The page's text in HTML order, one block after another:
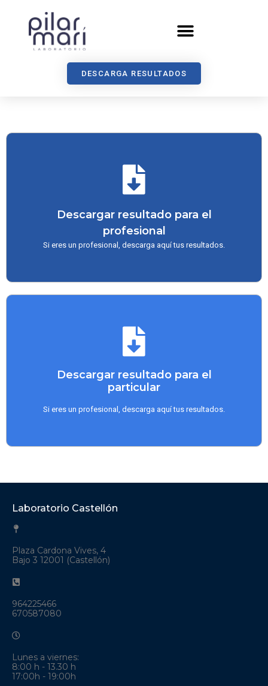
DESCARGA RESULTADOS
Descargar resultado para el
profesional
Si eres un profesional, descarga aquí tus resultados.
Descargar resultado para el
particular
Si eres un profesional, descarga aquí tus resultados.
Laboratorio Castellón
Plaza Cardona Vives, 4
Bajo 3 12001 (Castellón)
964225466
670587080
Lunes a viernes:
8:00 h - 13.30 h
17:00h - 19:00h